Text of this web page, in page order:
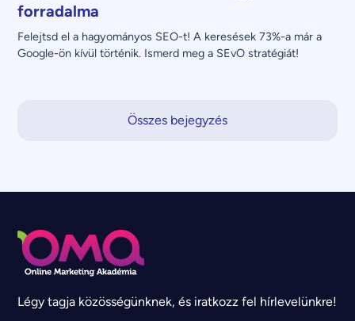
forradalma
Felejtsd el a hagyományos SEO-t! A keresések 73%-a már a
Google-ön kívül történik. Ismerd meg a SEvO stratégiát!
Összes bejegyzés
Légy tagja közösségünknek, és iratkozz fel hírlevelünkre!